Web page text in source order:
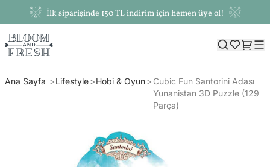
İlk siparişinde 150 TL indirim için hemen üye ol!
Ana Sayfa Lifestyle Hobi & Oyun
Cubic Fun Santorini Adası
Yunanistan 3D Puzzle (129
Parça)